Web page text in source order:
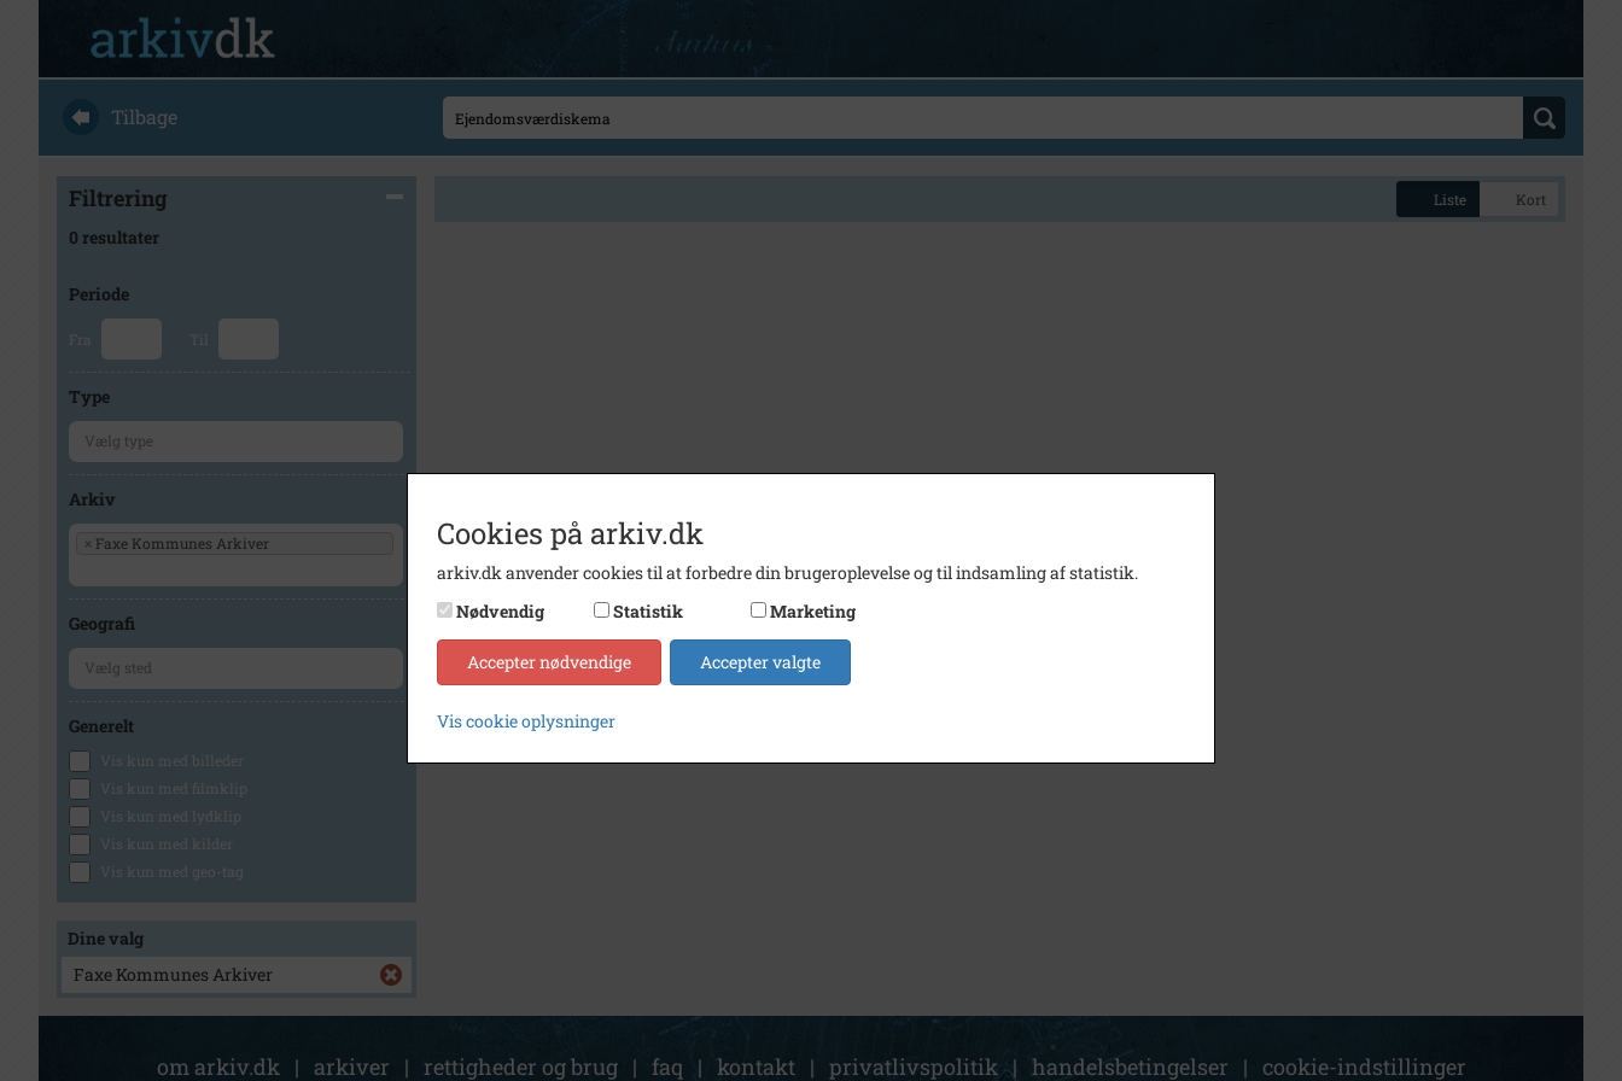
Tilbage
Filtrering
0 resultater
Periode
Fra Til
Type
Arkiv
× Faxe Kommunes Arkiver
Geografi
Generelt
Vis kun med billeder
Vis kun med filmklip
Vis kun med lydklip
Vis kun med kilder
Vis kun med geo-tag
Dine valg
Faxe Kommunes Arkiver
Liste Kort
om arkiv.dk | arkiver | rettigheder og brug | faq | kontakt | privatlivspolitik | handelsbetingelser | cookie-indstillinger
Cookies på arkiv.dk
arkiv.dk anvender cookies til at forbedre din brugeroplevelse og til indsamling af statistik.
Nødvendig
Statistik Marketing
Accepter nødvendige Accepter valgte
Vis cookie oplysninger